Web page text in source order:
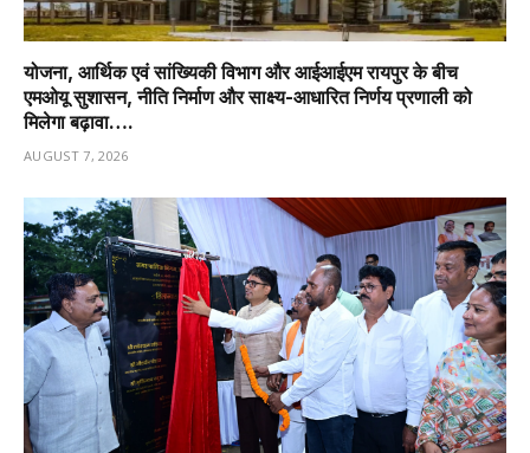
योजना, आर्थिक एवं सांख्यिकी विभाग और आईआईएम रायपुर के बीच
एमओयू सुशासन, नीति निर्माण और साक्ष्य-आधारित निर्णय प्रणाली को
मिलेगा बढ़ावा….
AUGUST 7, 2026